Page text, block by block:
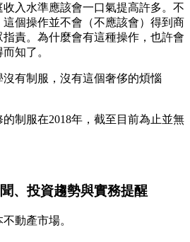
入水準應該會一口氣提高許多。不
個操作並不會（不應該會）得到商
責。為什麼會有這種操作，也許會
知了。
有制服，沒有這個奢侈的煩惱
制服在2018年，截至目前為止並無
、投資趨勢與實務提醒
動產市場。